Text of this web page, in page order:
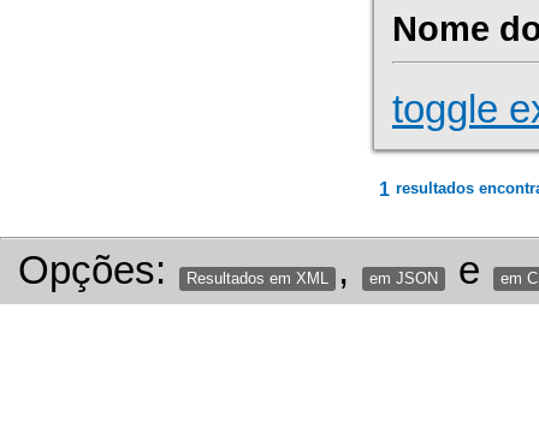
Nome
toggle
1 resultados
Opções: Resultados em XML , em JSON e em